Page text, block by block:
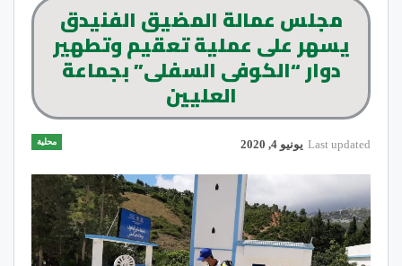
مجلس عمالة المضيق الفنيدق
يسهر على عملية تعقيم وتطهير
دوار “الكوفى السفلى” بجماعة
العليين
محلية Last updated يونيو 4, 2020